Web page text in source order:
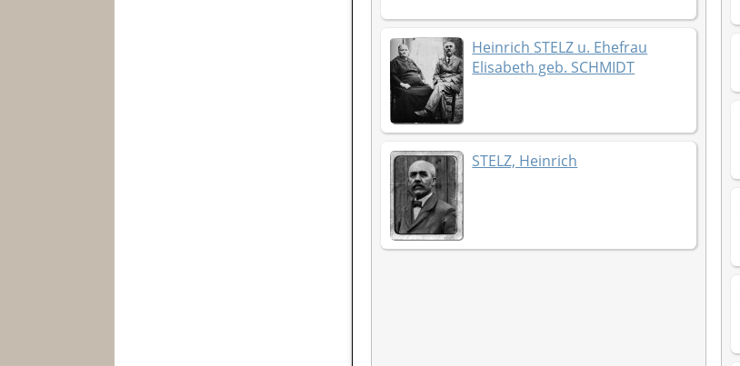
Heinrich STELZ u. Ehefrau
Elisabeth geb. SCHMIDT
STELZ, Heinrich